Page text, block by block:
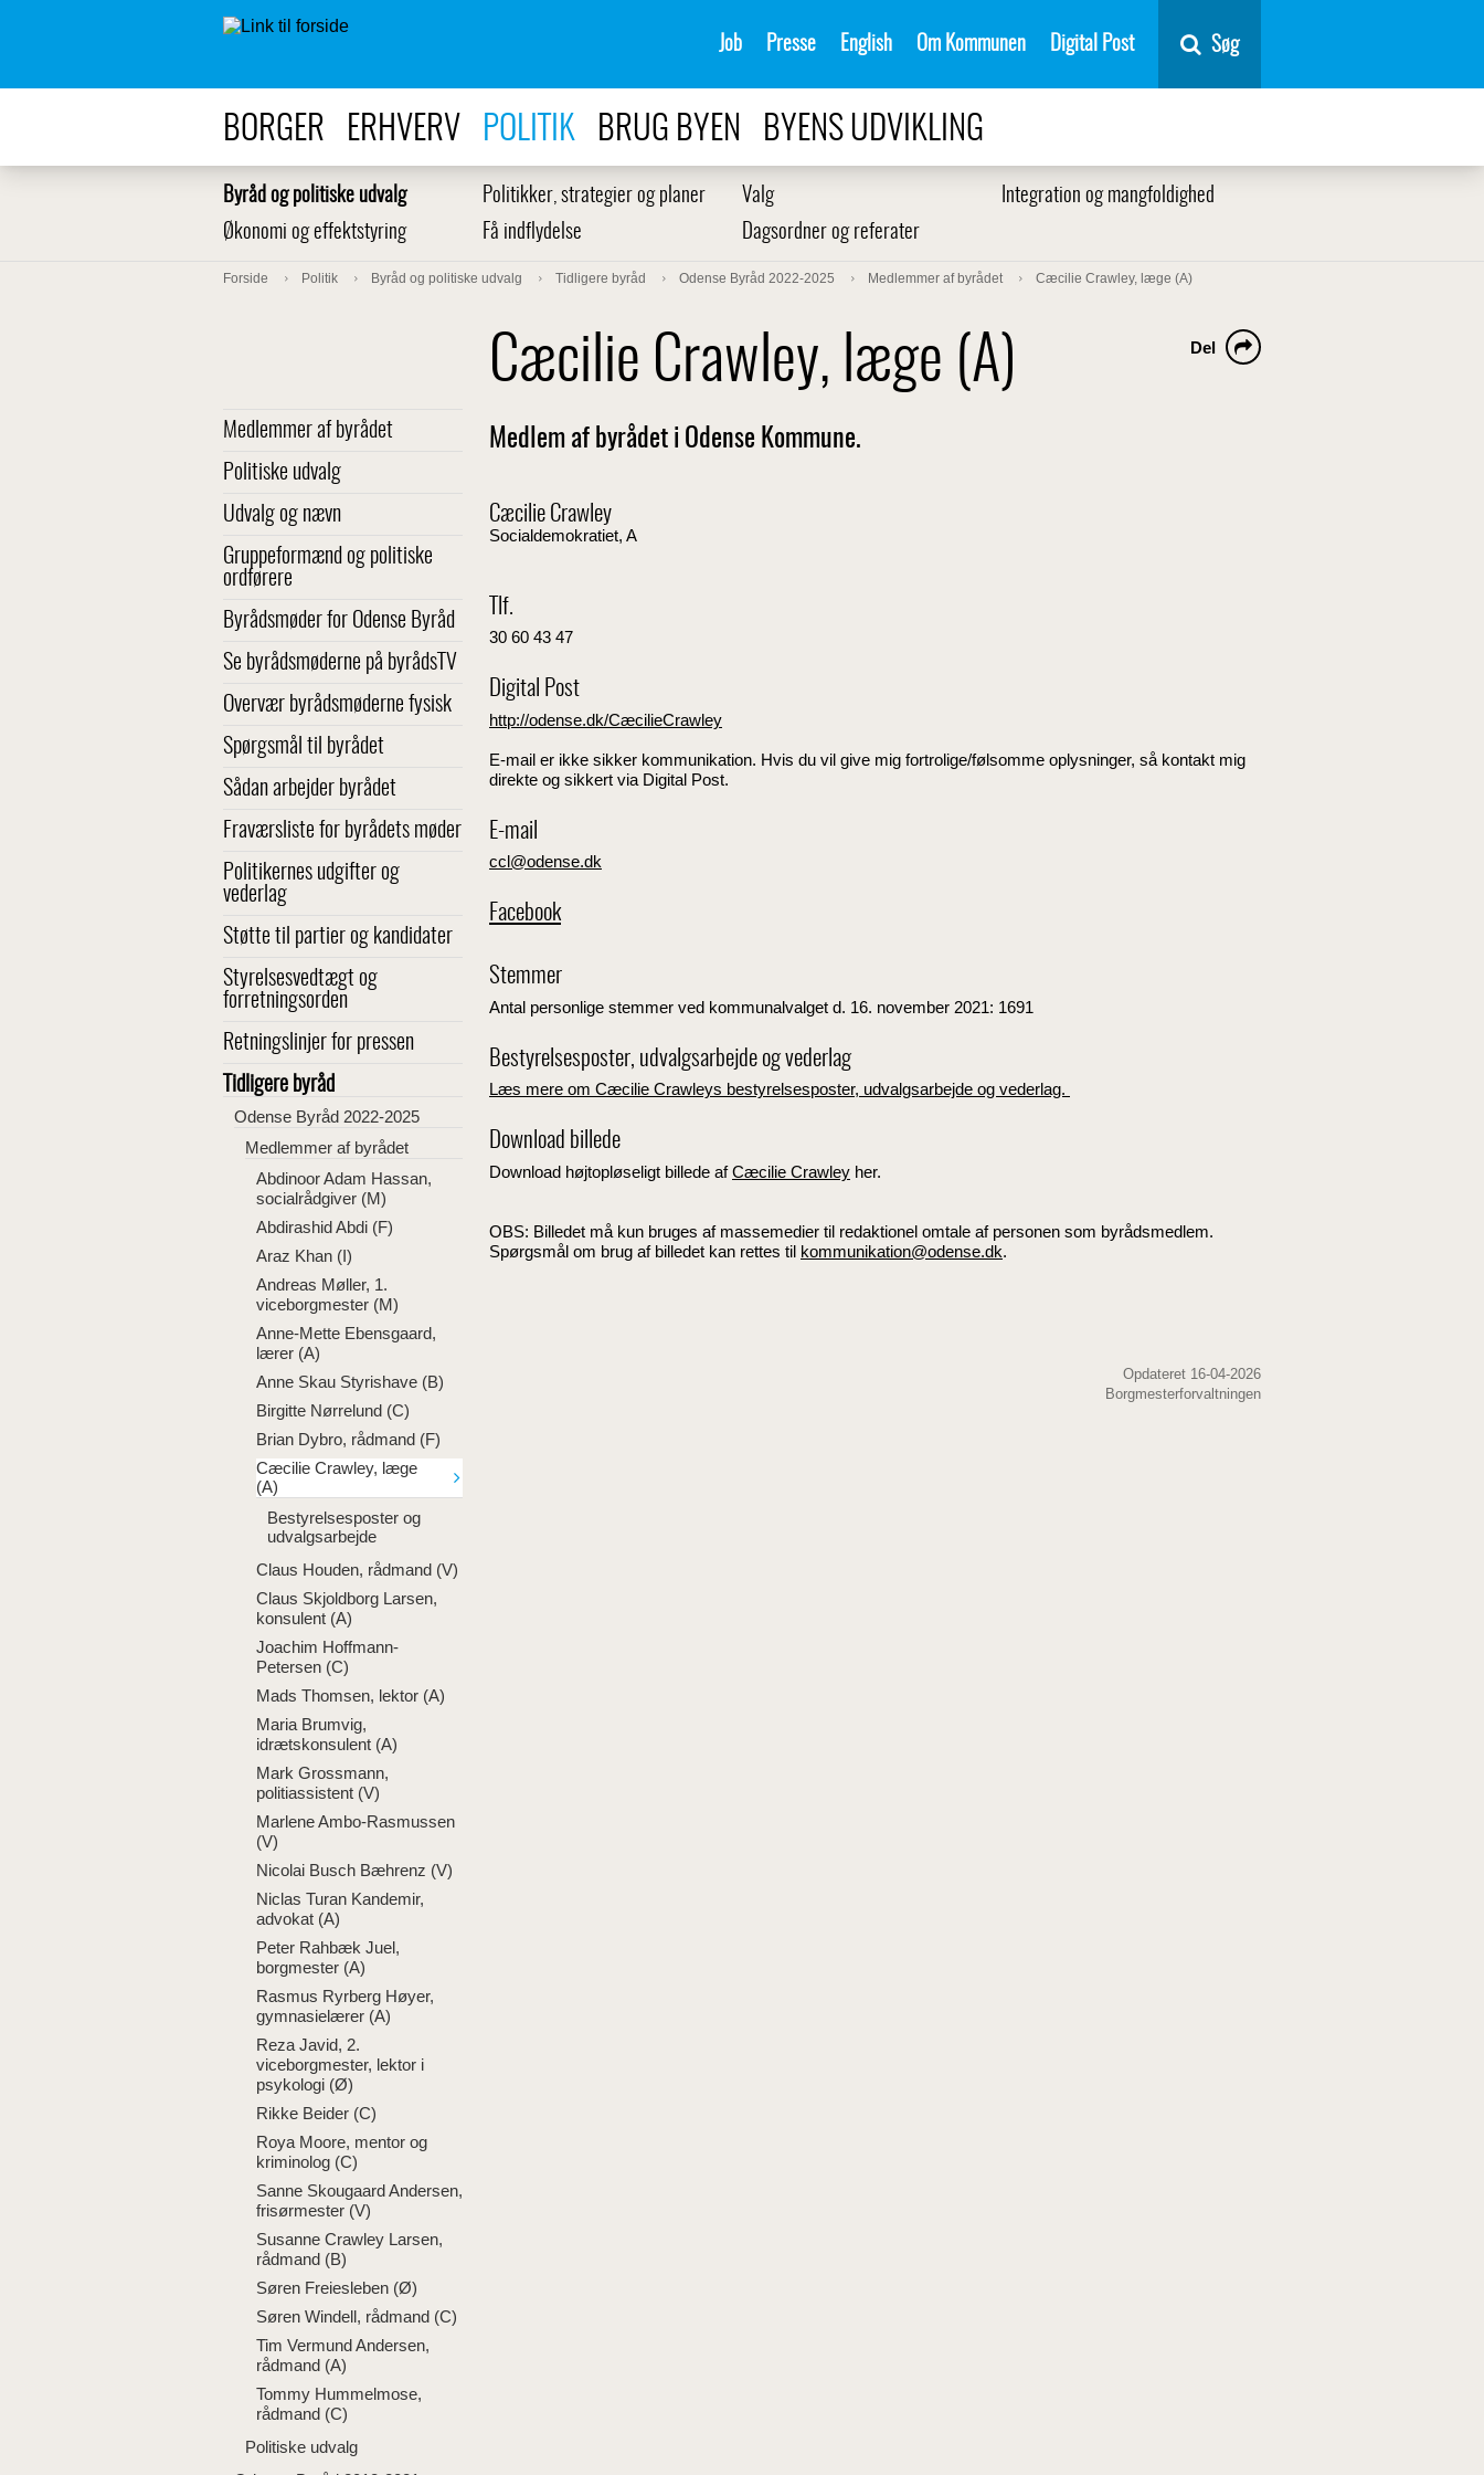
Job Presse English Om Kommunen Digital Post Søg
BORGER ERHVERV POLITIK BRUG BYEN BYENS UDVIKLING
Byråd og politiske udvalg Politikker, strategier og planer Valg
Integration og mangfoldighed
Økonomi og effektstyring
Få indflydelse Dagsordner og referater
Forside Politik Byråd og politiske udvalg Tidligere byråd Odense Byråd 2022-2025 Medlemmer af byrådet Cæcilie Crawley, læge (A)
Medlemmer af byrådet
Politiske udvalg
Udvalg og nævn
Gruppeformænd og politiske
ordførere
Byrådsmøder for Odense Byråd
Se byrådsmøderne på byrådsTV
Overvær byrådsmøderne fysisk
Spørgsmål til byrådet
Sådan arbejder byrådet
Fraværsliste for byrådets møder
Politikernes udgifter og
vederlag
Støtte til partier og kandidater
Styrelsesvedtægt og
forretningsorden
Retningslinjer for pressen
Tidligere byråd
Odense Byråd 2022-2025
Medlemmer af byrådet
Abdinoor Adam Hassan,
socialrådgiver (M)
Abdirashid Abdi (F)
Araz Khan (I)
Andreas Møller, 1.
viceborgmester (M)
Anne-Mette Ebensgaard,
lærer (A)
Anne Skau Styrishave (B)
Birgitte Nørrelund (C)
Brian Dybro, rådmand (F)
Cæcilie Crawley, læge
(A)
Bestyrelsesposter og
udvalgsarbejde
Claus Houden, rådmand (V)
Claus Skjoldborg Larsen,
konsulent (A)
Joachim Hoffmann-
Petersen (C)
Mads Thomsen, lektor (A)
Maria Brumvig,
idrætskonsulent (A)
Mark Grossmann,
politiassistent (V)
Marlene Ambo-Rasmussen
(V)
Nicolai Busch Bæhrenz (V)
Niclas Turan Kandemir,
advokat (A)
Peter Rahbæk Juel,
borgmester (A)
Rasmus Ryrberg Høyer,
gymnasielærer (A)
Reza Javid, 2.
viceborgmester, lektor i
psykologi (Ø)
Rikke Beider (C)
Roya Moore, mentor og
kriminolog (C)
Sanne Skougaard Andersen,
frisørmester (V)
Susanne Crawley Larsen,
rådmand (B)
Søren Freiesleben (Ø)
Søren Windell, rådmand (C)
Tim Vermund Andersen,
rådmand (A)
Tommy Hummelmose,
rådmand (C)
Politiske udvalg
Cæcilie Crawley, læge (A) Del
Medlem af byrådet i Odense Kommune.
Cæcilie Crawley
Socialdemokratiet, A
Tlf.
30 60 43 47
Digital Post
http://odense.dk/CæcilieCrawley
E-mail er ikke sikker kommunikation. Hvis du vil give mig fortrolige/følsomme oplysninger, så kontakt mig
direkte og sikkert via Digital Post.
E-mail
ccl@odense.dk
Facebook
Stemmer
Antal personlige stemmer ved kommunalvalget d. 16. november 2021: 1691
Bestyrelsesposter, udvalgsarbejde og vederlag
Læs mere om Cæcilie Crawleys bestyrelsesposter, udvalgsarbejde og vederlag.
Download billede
Download højtopløseligt billede afCæcilie Crawley her.
OBS: Billedet må kun bruges af massemedier til redaktionel omtale af personen som byrådsmedlem.
Spørgsmål om brug af billedet kan rettes til kommunikation@odense.dk.
Opdateret 16-04-2026
Borgmesterforvaltningen